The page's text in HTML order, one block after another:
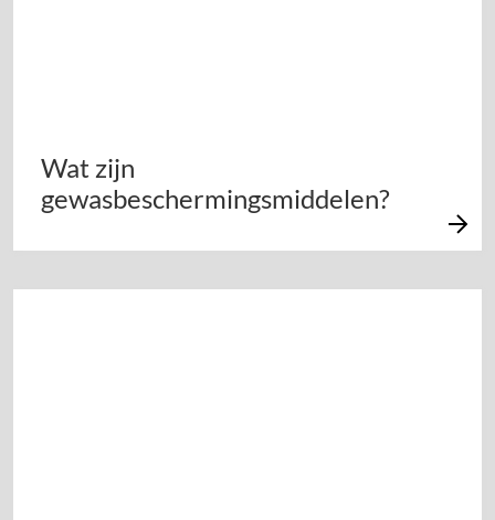
Wat zijn
gewasbeschermingsmiddelen?